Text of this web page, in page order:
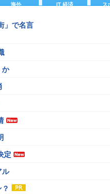
海外 IT 経済 ス
」で名言
か
定
ル